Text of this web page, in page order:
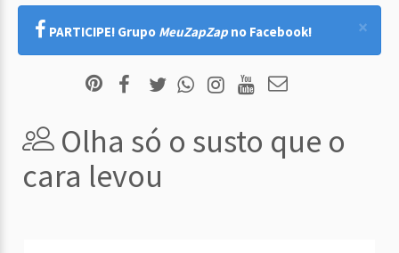
×
PARTICIPE! Grupo MeuZapZap no Facebook!
Olha só o susto que o
cara levou